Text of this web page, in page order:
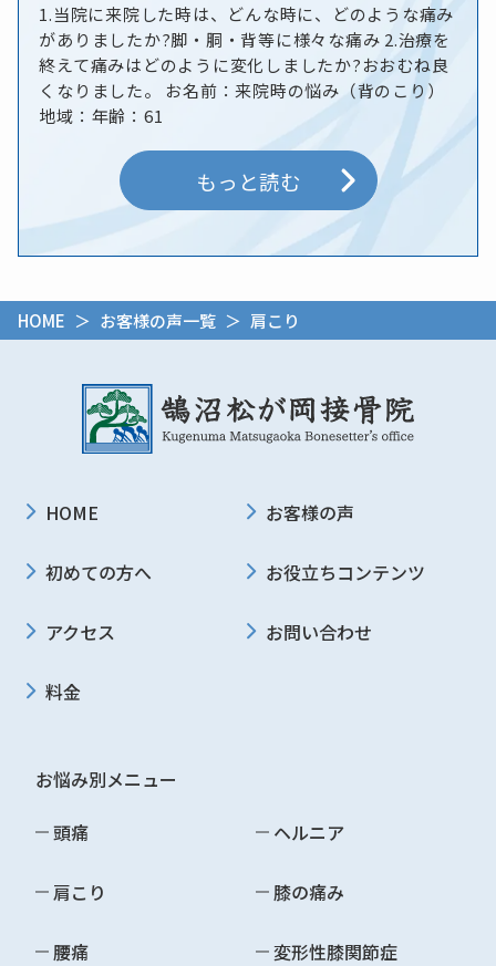
1.当院に来院した時は、どんな時に、どのような痛み
がありましたか?脚・胴・背等に様々な痛み 2.治療を
終えて痛みはどのように変化しましたか?おおむね良
くなりました。 お名前：来院時の悩み（背のこり）
地域：年齢：61
もっと読む
HOME ＞ お客様の声一覧 ＞ 肩こり
HOME
初めての方へ
アクセス
料金
お客様の声
お役立ちコンテンツ
お問い合わせ
お悩み別メニュー
頭痛
肩こり
腰痛
ヘルニア
膝の痛み
変形性膝関節症